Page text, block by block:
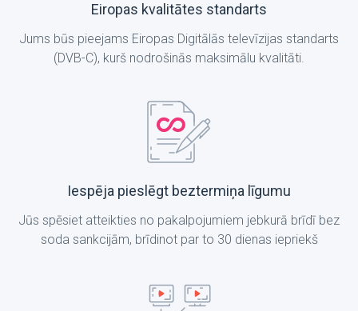
Eiropas kvalitātes standarts
Jums būs pieejams Eiropas Digitālās televīzijas standarts
(DVB-C), kurš nodrošinās maksimālu kvalitāti.
Iespēja pieslēgt beztermiņa līgumu
Jūs spēsiet atteikties no pakalpojumiem jebkurā brīdī bez
soda sankcijām, brīdinot par to 30 dienas iepriekš